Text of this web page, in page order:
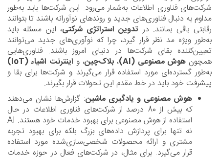
شرکت‌های فناوری اطلاعات به‌شمار می‌رود. این شرکت‌ها باید به‌طور
مداوم به دنبال فناوری‌های جدید و روندهای نوآورانه باشند تا بتوانند
رقابتی باقی بمانند. در تدوین استراتژی شرکتی، این مسئله باید
به‌طور ویژه مد نظر قرار گیرد، چرا که نوآوری‌های جدید می‌توانند
تعیین‌کننده بقای شرکت‌ها در دنیای امروز باشند. فناوری‌هایی
همچون هوش مصنوعی (AI) ، بلاک‌چین، و اینترنت اشیاء (IoT)
به‌طور گسترده‌ای مورد استفاده قرار می‌گیرند و شرکت‌ها برای بقا و
پیشرفت خود باید در خط مقدم این تحولات قرار بگیرند.
هوش مصنوعی و یادگیری ماشین: گزارش‌ها نشان می‌دهند
که بیش از 80 درصد از شرکت‌های فناوری اطلاعات در حال
استفاده از هوش مصنوعی برای بهبود خدمات خود هستند. AI
نه تنها برای پردازش داده‌های بزرگ بلکه برای بهبود تجربه
مشتری و ارائه محصولات شخصی‌سازی‌شده مورد استفاده
قرار می‌گیرد. برای مثال، در شرکت‌های فعال در حوزه خدمات